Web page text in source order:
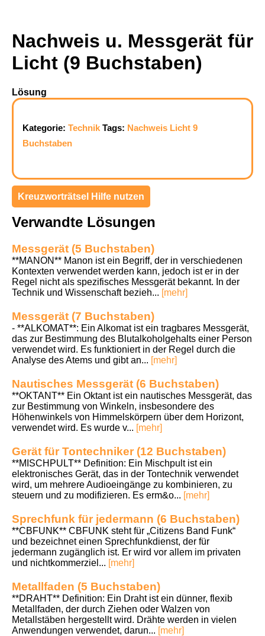
Nachweis u. Messgerät für
Licht (9 Buchstaben)
Lösung
Kategorie: Technik Tags: Nachweis Licht 9
Buchstaben
Kreuzworträtsel Hilfe nutzen
Verwandte Lösungen
Messgerät (5 Buchstaben)
**MANON** Manon ist ein Begriff, der in verschiedenen
Kontexten verwendet werden kann, jedoch ist er in der
Regel nicht als spezifisches Messgerät bekannt. In der
Technik und Wissenschaft bezieh... [mehr]
Messgerät (7 Buchstaben)
- **ALKOMAT**: Ein Alkomat ist ein tragbares Messgerät,
das zur Bestimmung des Blutalkoholgehalts einer Person
verwendet wird. Es funktioniert in der Regel durch die
Analyse des Atems und gibt an... [mehr]
Nautisches Messgerät (6 Buchstaben)
**OKTANT** Ein Oktant ist ein nautisches Messgerät, das
zur Bestimmung von Winkeln, insbesondere des
Höhenwinkels von Himmelskörpern über dem Horizont,
verwendet wird. Es wurde v... [mehr]
Gerät für Tontechniker (12 Buchstaben)
**MISCHPULT** Definition: Ein Mischpult ist ein
elektronisches Gerät, das in der Tontechnik verwendet
wird, um mehrere Audioeingänge zu kombinieren, zu
steuern und zu modifizieren. Es erm&o... [mehr]
Sprechfunk für jedermann (6 Buchstaben)
**CBFUNK** CBFUNK steht für „Citizens Band Funk“
und bezeichnet einen Sprechfunkdienst, der für
jedermann zugänglich ist. Er wird vor allem im privaten
und nichtkommerziel... [mehr]
Metallfaden (5 Buchstaben)
**DRAHT** Definition: Ein Draht ist ein dünner, flexib
Metallfaden, der durch Ziehen oder Walzen von
Metallstäben hergestellt wird. Drähte werden in vielen
Anwendungen verwendet, darun... [mehr]